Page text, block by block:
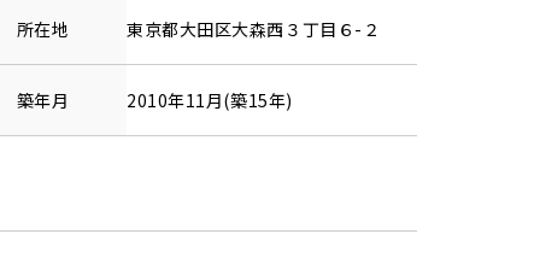
所在地 東京都大田区大森西 ３丁目６-２
築年月 2010年11月(築15年)